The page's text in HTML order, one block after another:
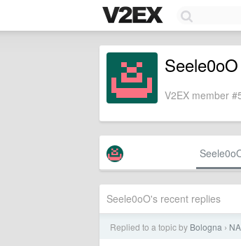
Seele0oO
V2EX member
Seele0oO's recent replies
Replied to a topic by Bologna ›